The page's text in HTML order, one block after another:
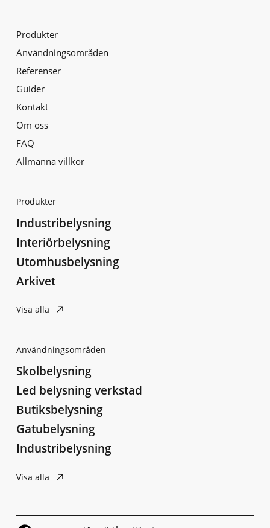
Produkter
Användningsområden
Referenser
Guider
Kontakt
Om oss
FAQ
Allmänna villkor
Produkter
Industribelysning
Interiörbelysning
Utomhusbelysning
Arkivet
Visa alla
Användningsområden
Skolbelysning
Led belysning verkstad
Butiksbelysning
Gatubelysning
Industribelysning
Visa alla